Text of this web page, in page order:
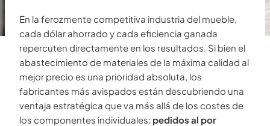
En la ferozmente competitiva industria del mueble,
cada dólar ahorrado y cada eficiencia ganada
repercuten directamente en los resultados. Si bien el
abastecimiento de materiales de la máxima calidad al
mejor precio es una prioridad absoluta, los
fabricantes más avispados están descubriendo una
ventaja estratégica que va más allá de los costes de
los componentes individuales: pedidos al por